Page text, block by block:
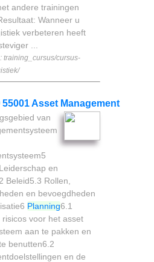
andere trainingen
Wanneer u
verbeteren heeft
...
training_cursus/cursus-
Asset Management
van
en
Beleid5.3 Rollen,
en bevoegdheden
Planning6.1
voor het asset
aan te pakken en
benutten6.2
en de